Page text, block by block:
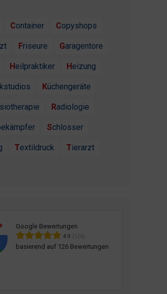
Container Copyshops
Friseure Garagentore
Heilpraktiker Heizung
Küchengeräte
Radiologie
Schlosser
Textildruck Tierarzt
Google Bewertungen
4.9 (126)
basierend auf 126 Bewertungen